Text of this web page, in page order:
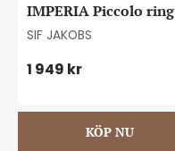
IMPERIA Piccolo ring
#56
SIF JAKOBS
1 949 kr